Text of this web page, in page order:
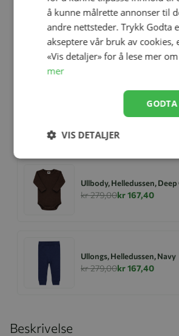
Lekematte, 4ME, Hav -
Edition
kr 369,00 kr 229,00
4ME Myggnett Universal
Ullbody, Helledussen, Deep
kr 279,00kr 167,40
Ullongs, Helledussen, Navy
kr 279,00kr 167,40
Beskrivelse
å kunne målrette annonser til
andre nettsteder. Trykk Godta
akseptere vår bruk av cookies,
«Vis detaljer» for å lese mer
mer
VIS DETALJER